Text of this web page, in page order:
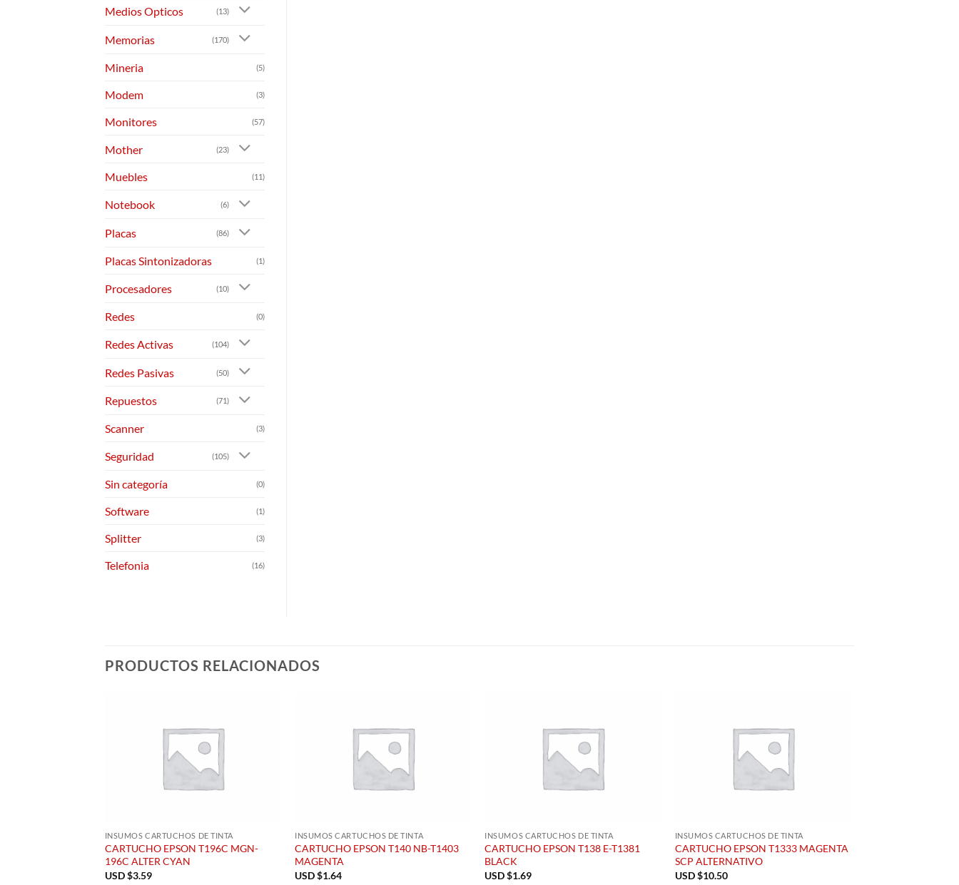
Medios Opticos (13)
Memorias (170)
Mineria (5)
Modem (3)
Monitores (57)
Mother (23)
Muebles (11)
Notebook (6)
Placas (86)
Placas Sintonizadoras (1)
Procesadores (10)
Redes (0)
Redes Activas (104)
Redes Pasivas (50)
Repuestos (71)
Scanner (3)
Seguridad (105)
Sin categoría (0)
Software (1)
Splitter (3)
Telefonia (16)
PRODUCTOS RELACIONADOS
INSUMOS CARTUCHOS DE TINTA
CARTUCHO EPSON T196C MGN-
196C ALTER CYAN
USD $3.59
INSUMOS CARTUCHOS DE TINTA
CARTUCHO EPSON T140 NB-T1403
MAGENTA
USD $1.64
INSUMOS CARTUCHOS DE TINTA
CARTUCHO EPSON T138 E-T1381
BLACK
USD $1.69
INSUMOS CARTUCHOS DE TINTA
CARTUCHO EPSON T1333 MAGENTA
SCP ALTERNATIVO
USD $10.50